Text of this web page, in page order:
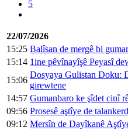
5
22/07/2026
15:25 Balîsan de mergê bi
15:14 1ine pêvînayîşê Peyasî
15:06
Dosyaya Gulistan Doku:
girewtene
14:57 Gumanbaro ke şîdet cinî
09:56 Prosesê aştîye de
09:12 Mersîn de Dayîkanê